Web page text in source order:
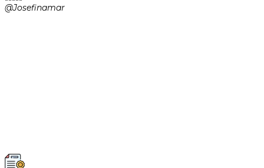
@Josefinamar